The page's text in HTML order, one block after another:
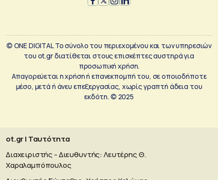
© ONE DIGITAL Το σύνολο του περιεχομένου και των υπηρεσιών
του ot.gr διατίθεται στους επισκέπτες αυστηρά για
προσωπική χρήση.
Απαγορεύεται η χρήση ή επανεκπομπή του, σε οποιοδήποτε
μέσο, μετά ή άνευ επεξεργασίας, χωρίς γραπτή άδεια του
εκδότη. © 2025
ot.gr | Ταυτότητα
Διαχειριστής - Διευθυντής: Λευτέρης Θ.
Χαραλαμπόπουλος